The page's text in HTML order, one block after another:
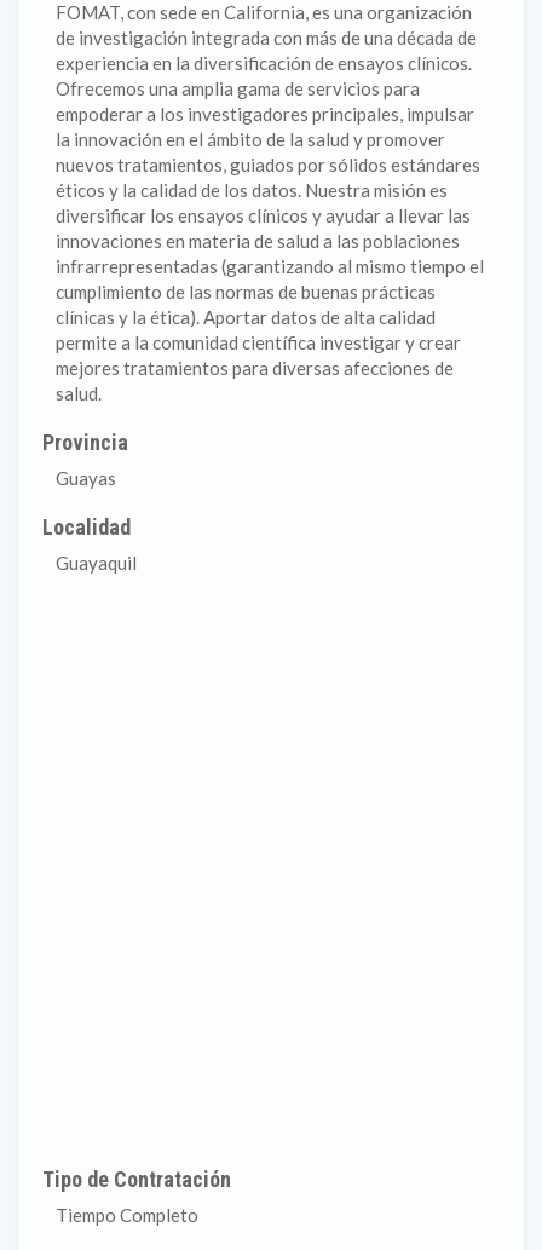
FOMAT, con sede en California, es una organización
de investigación integrada con más de una década de
experiencia en la diversificación de ensayos clínicos.
Ofrecemos una amplia gama de servicios para
empoderar a los investigadores principales, impulsar
la innovación en el ámbito de la salud y promover
nuevos tratamientos, guiados por sólidos estándares
éticos y la calidad de los datos. Nuestra misión es
diversificar los ensayos clínicos y ayudar a llevar las
innovaciones en materia de salud a las poblaciones
infrarrepresentadas (garantizando al mismo tiempo el
cumplimiento de las normas de buenas prácticas
clínicas y la ética). Aportar datos de alta calidad
permite a la comunidad científica investigar y crear
mejores tratamientos para diversas afecciones de
salud.
Provincia
Guayas
Localidad
Guayaquil
Tipo de Contratación
Tiempo Completo